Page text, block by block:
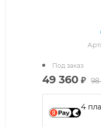
49 360 ₽ 98
4
Под заказ